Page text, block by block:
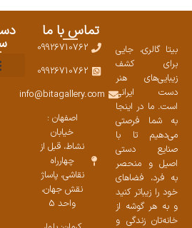
بیتا گالری، جایی
برای کشف
زیبایی‌های هنر
دست ایرانی
است. ما در اینجا
به شما فرصتی
می‌دهیم تا با
صنایع دستی
اصیل و منحصر
به فرد، فضاهای
خود را زیباتر کنید
و به هر گوشه از
خانه‌تان زندگی و
تماس با ما
09926710762
09926710762
info@bitagallery.com
اصفهان :
خیابان
نشاط، قبل از
چهارراه
نقاشی، پاساژ
نقش جهان،
واحد 5